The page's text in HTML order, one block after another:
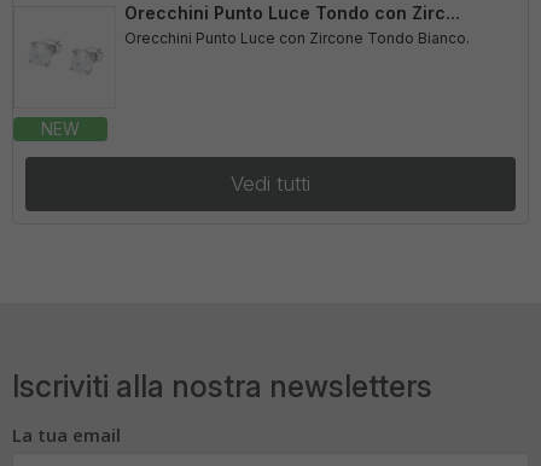
NEW
Orecchini Punto Luce Tondo con Zirc...
Orecchini Punto Luce con Zircone Tondo Bianco.
Vedi tutti
Iscriviti alla nostra newsletters
La tua email